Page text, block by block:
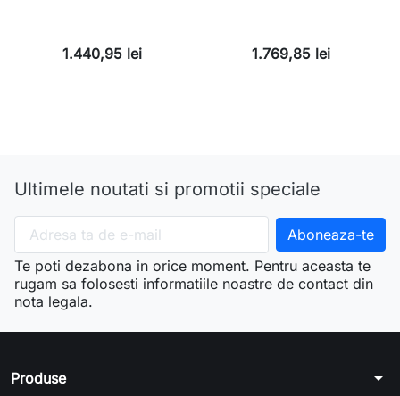
1.440,95 lei 1.769,85 lei
Ultimele noutati si promotii speciale
Te poti dezabona in orice moment. Pentru aceasta te
rugam sa folosesti informatiile noastre de contact din
nota legala.
Produse arrow_drop_down